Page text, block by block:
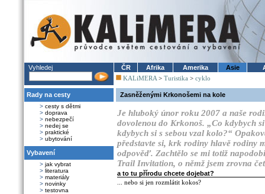
Vyhledej
Rady na cesty
> cesty s dětmi
> doprava
> nebezpečí
> nedej se
> praktické
> ubytování
Vybavení
> jak vybrat
> literatura
> materiály
> novinky
> testovna
ČR Afrika Amerika Asie
KALiMERA > Turistika > cyklo
Zasněženými Krkonošemi na kole
Je hluboký únor roku 2007 a naše
dovolenou do Krkonoš. „Co kdybych
kdybych si s sebou vzal kolo?“
představte si, krk rodiny hlavě rodiny
odpověď. Zachtělo se mi totiž
Trail Invitation, o němž jsem zrovna
a to tu přírodu chcete dojebat?
... nebo si jen rozmlátit kokos?